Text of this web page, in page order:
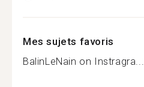
Mes sujets favoris
BalinLeNain on Instragra...